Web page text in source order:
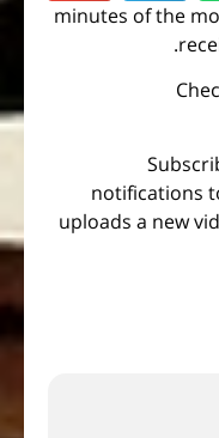
10 minutes of the
notifications
uploads a new